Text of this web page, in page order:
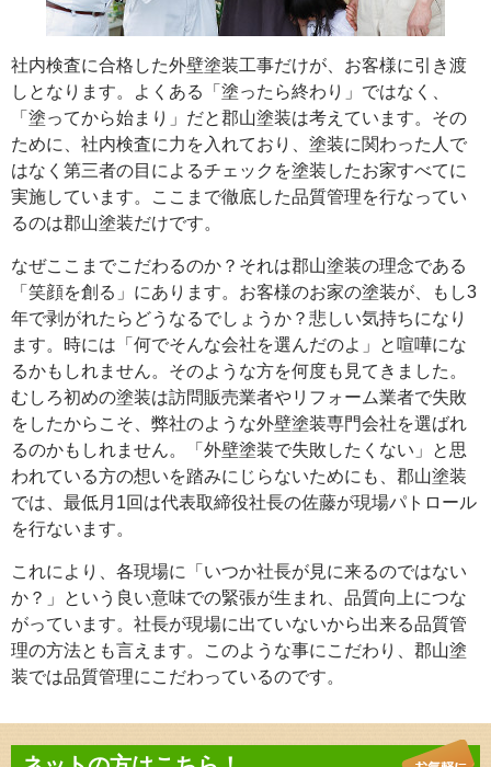
社内検査に合格した外壁塗装工事だけが、お客様に引き渡
しとなります。よくある「塗ったら終わり」ではなく、
「塗ってから始まり」だと郡山塗装は考えています。その
ために、社内検査に力を入れており、塗装に関わった人で
はなく第三者の目によるチェックを塗装したお家すべてに
実施しています。ここまで徹底した品質管理を行なってい
るのは郡山塗装だけです。
なぜここまでこだわるのか？それは郡山塗装の理念である
「笑顔を創る」にあります。お客様のお家の塗装が、もし3
年で剥がれたらどうなるでしょうか？悲しい気持ちになり
ます。時には「何でそんな会社を選んだのよ」と喧嘩にな
るかもしれません。そのような方を何度も見てきました。
むしろ初めの塗装は訪問販売業者やリフォーム業者で失敗
をしたからこそ、弊社のような外壁塗装専門会社を選ばれ
るのかもしれません。「外壁塗装で失敗したくない」と思
われている方の想いを踏みにじらないためにも、郡山塗装
では、最低月1回は代表取締役社長の佐藤が現場パトロール
を行ないます。
これにより、各現場に「いつか社長が見に来るのではない
か？」という良い意味での緊張が生まれ、品質向上につな
がっています。社長が現場に出ていないから出来る品質管
理の方法とも言えます。このような事にこだわり、郡山塗
装では品質管理にこだわっているのです。